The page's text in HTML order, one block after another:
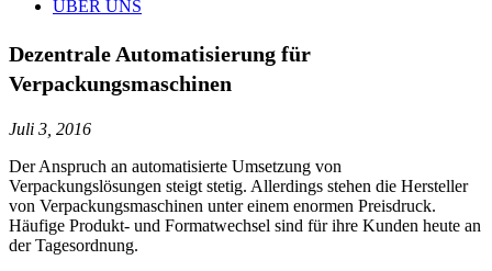
ÜBER UNS
Dezentrale Automatisierung für
Verpackungsmaschinen
Juli 3, 2016
Der Anspruch an automatisierte Umsetzung von
Verpackungslösungen steigt stetig. Allerdings stehen die Hersteller
von Verpackungsmaschinen unter einem enormen Preisdruck.
Häufige Produkt- und Formatwechsel sind für ihre Kunden heute an
der Tagesordnung.